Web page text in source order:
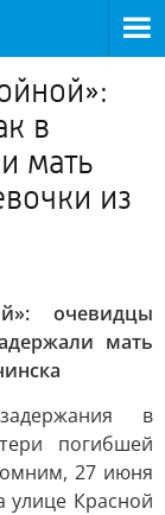
в
мать
из
очевидцы
мать
в
погибшей
27 июня
Красной